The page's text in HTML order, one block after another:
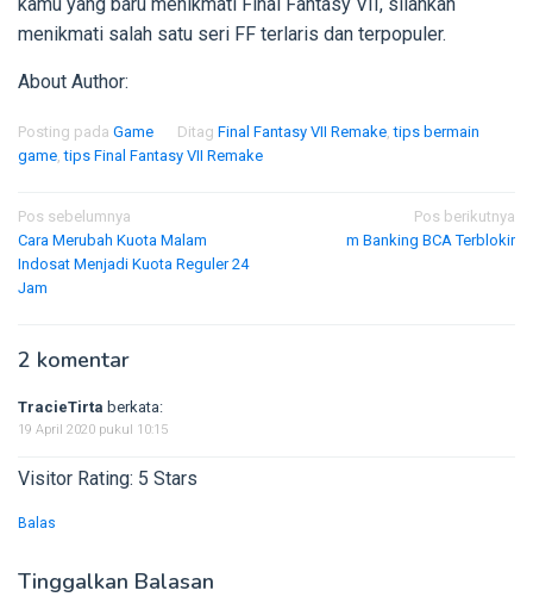
menikmati salah satu seri FF terlaris dan terpopuler.
About Author:
Posting pada Game Ditag Final Fantasy VII Remake,tips bermain
game,tips Final Fantasy VII Remake
Navigasi
pos
Pos sebelumnya
Cara Merubah Kuota Malam
Indosat Menjadi Kuota Reguler 24
Jam
Pos berikutnya
m Banking BCA Terblokir
2 komentar
TracieTirta berkata:
19 April 2020 pukul 10:15
Visitor Rating: 5 Stars
Balas
Tinggalkan Balasan